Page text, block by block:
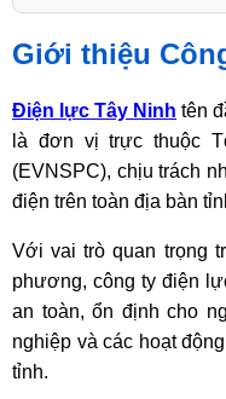
Giới thiệu
Điện lực Tây Ninh tên
là đơn vị trực thuộc
(EVNSPC), chịu trách
điện trên toàn địa bàn
Với vai trò quan trọng
phương, công ty điện
an toàn, ổn định cho
nghiệp và các hoạt
tỉnh.